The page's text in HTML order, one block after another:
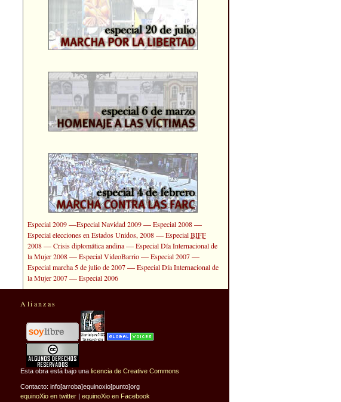
Especial 2009—Especial Navidad 2009—Especial 2008—
Especial elecciones en Estados Unidos, 2008—EspecialBIFF
2008—Crisis diplomática andina—Especial Día Internacional de
la Mujer 2008—Especial VideoBarrio—Especial 2007—
Especial marcha 5 de julio de 2007—Especial Día Internacional de
la Mujer 2007—Especial 2006
Alianzas
Esta obra está bajo una licencia de Creative Commons
Contacto: info[arroba]equinoxio[punto]org
equinoXio en twitter |equinoXio en Facebook